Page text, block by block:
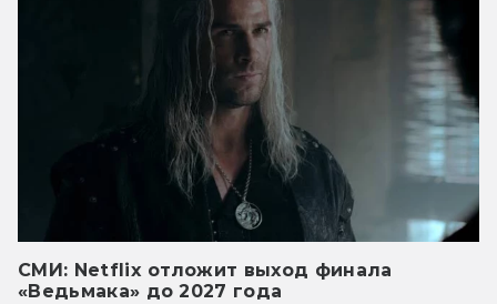
СМИ: Netflix отложит выход финала
«Ведьмака» до 2027 года